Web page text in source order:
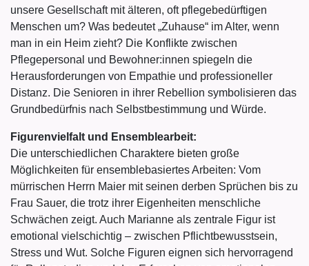
unsere Gesellschaft mit älteren, oft pflegebedürftigen
Menschen um? Was bedeutet „Zuhause“ im Alter, wenn
man in ein Heim zieht? Die Konflikte zwischen
Pflegepersonal und Bewohner:innen spiegeln die
Herausforderungen von Empathie und professioneller
Distanz. Die Senioren in ihrer Rebellion symbolisieren das
Grundbedürfnis nach Selbstbestimmung und Würde.
Figurenvielfalt und Ensemblearbeit:
Die unterschiedlichen Charaktere bieten große
Möglichkeiten für ensemblebasiertes Arbeiten: Vom
mürrischen Herrn Maier mit seinen derben Sprüchen bis zu
Frau Sauer, die trotz ihrer Eigenheiten menschliche
Schwächen zeigt. Auch Marianne als zentrale Figur ist
emotional vielschichtig – zwischen Pflichtbewusstsein,
Stress und Wut. Solche Figuren eignen sich hervorragend